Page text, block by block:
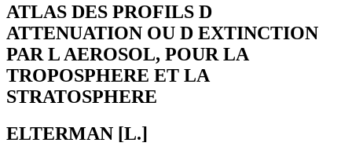
ATLAS DES PROFILS D
ATTENUATION OU D EXTINCTION
PAR L AEROSOL, POUR LA
TROPOSPHERE ET LA
STRATOSPHERE
ELTERMAN [L.]